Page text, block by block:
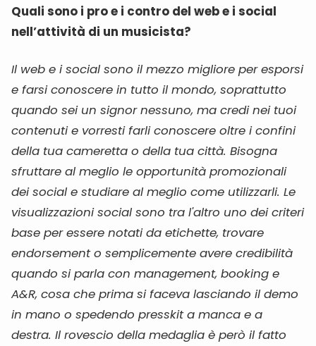
Quali sono i pro e i contro del web e i social
nell’attività di un musicista?
Il web e i social sono il mezzo migliore per esporsi
e farsi conoscere in tutto il mondo, soprattutto
quando sei un signor nessuno, ma credi nei tuoi
contenuti e vorresti farli conoscere oltre i confini
della tua cameretta o della tua città. Bisogna
sfruttare al meglio le opportunità promozionali
dei social e studiare al meglio come utilizzarli. Le
visualizzazioni social sono tra l'altro uno dei criteri
base per essere notati da etichette, trovare
endorsement o semplicemente avere credibilità
quando si parla con management, booking e
A&R, cosa che prima si faceva lasciando il demo
in mano o spedendo presskit a manca e a
destra. Il rovescio della medaglia è però il fatto